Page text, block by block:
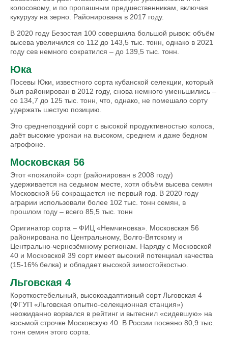
колосовому, и по пропашным предшественникам, включая
кукурузу на зерно. Районирована в 2017 году.
В 2020 году Безостая 100 совершила большой рывок: объём
высева увеличился со 112 до 143,5 тыс. тонн, однако в 2021
году сев немного сократился – до 139,5 тыс. тонн.
Юка
Посевы Юки, известного сорта кубанской селекции, который
был районирован в 2012 году, снова немного уменьшились –
со 134,7 до 125 тыс. тонн, что, однако, не помешало сорту
удержать шестую позицию.
Это среднепоздний сорт с высокой продуктивностью колоса,
даёт высокие урожаи на высоком, среднем и даже бедном
агрофоне.
Московская 56
Этот «пожилой» сорт (районирован в 2008 году)
удерживается на седьмом месте, хотя объём высева семян
Московской 56 сокращается не первый год. В 2020 году
аграрии использовали более 102 тыс. тонн семян, в
прошлом году – всего 85,5 тыс. тонн
Оригинатор сорта – ФИЦ «Немчиновка». Московская 56
районирована по Центральному, Волго-Вятскому и
Центрально-чернозёмному регионам. Наряду с Московской
40 и Московской 39 сорт имеет высокий потенциал качества
(15-16% белка) и обладает высокой зимостойкостью.
Льговская 4
Короткостебельный, высокоадаптивный сорт Льговская 4
(ФГУП «Льговская опытно-селекционная станция»)
неожиданно ворвался в рейтинг и вытеснил «сидевшую» на
восьмой строчке Московскую 40. В России посеяно 80,9 тыс.
тонн семян этого сорта.